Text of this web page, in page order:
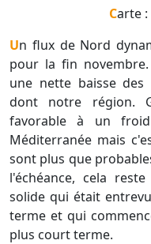
Carte
Un flux de Nord dynamique est un scénario probable
pour la fin
une nette baisse
dont notre région.
favorable à un
Méditerranée mais
sont plus que
l'échéance, cela
solide qui était
terme et qui
plus court terme.